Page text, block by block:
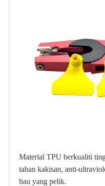
Material TPU berkualiti
tahan kakisan, anti-
bau yang pelik.